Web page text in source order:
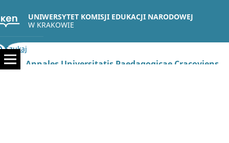
UNIWERSYTET KOMISJI EDUKACJI NARODOWEJ
W KRAKOWIE
Szukaj